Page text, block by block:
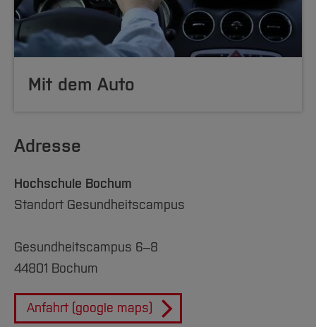
Mit dem Auto
Adresse
Hochschule Bochum
Standort Gesundheitscampus
Gesundheitscampus 6‒8
44801 Bochum
Anfahrt (google maps)